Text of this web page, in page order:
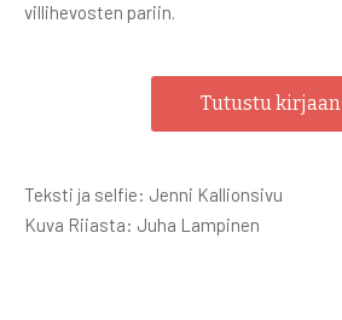
villihevosten pariin.
Tutustu kirjaan
Teksti ja selfie: Jenni Kallionsivu
Kuva Riiasta: Juha Lampinen